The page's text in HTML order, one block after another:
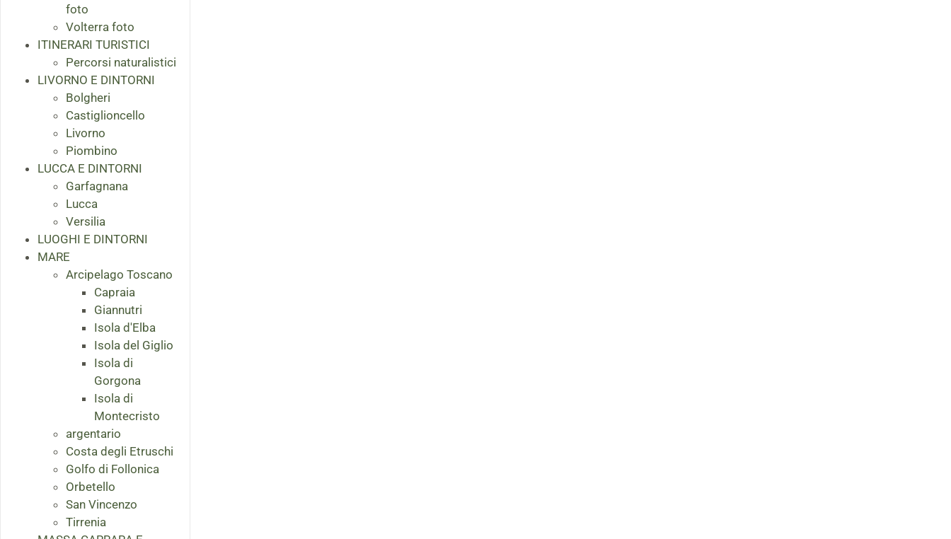
foto
Volterra foto
ITINERARI TURISTICI
Percorsi naturalistici
LIVORNO E DINTORNI
Bolgheri
Castiglioncello
Livorno
Piombino
LUCCA E DINTORNI
Garfagnana
Lucca
Versilia
LUOGHI E DINTORNI
MARE
Arcipelago Toscano
Capraia
Giannutri
Isola d'Elba
Isola del Giglio
Isola di
Gorgona
Isola di
Montecristo
argentario
Costa degli Etruschi
Golfo di Follonica
Orbetello
San Vincenzo
Tirrenia